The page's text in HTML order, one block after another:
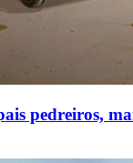
pedreiros,